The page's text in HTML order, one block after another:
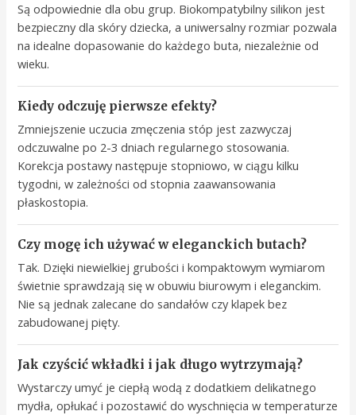
Są odpowiednie dla obu grup. Biokompatybilny silikon jest
bezpieczny dla skóry dziecka, a uniwersalny rozmiar pozwala
na idealne dopasowanie do każdego buta, niezależnie od
wieku.
Kiedy odczuję pierwsze efekty?
Zmniejszenie uczucia zmęczenia stóp jest zazwyczaj
odczuwalne po 2-3 dniach regularnego stosowania.
Korekcja postawy następuje stopniowo, w ciągu kilku
tygodni, w zależności od stopnia zaawansowania
płaskostopia.
Czy mogę ich używać w eleganckich butach?
Tak. Dzięki niewielkiej grubości i kompaktowym wymiarom
świetnie sprawdzają się w obuwiu biurowym i eleganckim.
Nie są jednak zalecane do sandałów czy klapek bez
zabudowanej pięty.
Jak czyścić wkładki i jak długo wytrzymają?
Wystarczy umyć je ciepłą wodą z dodatkiem delikatnego
mydła, opłukać i pozostawić do wyschnięcia w temperaturze